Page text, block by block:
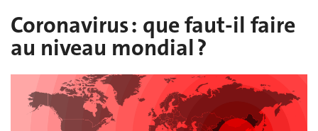
Coronavirus : que faut-il faire
au niveau mondial ?